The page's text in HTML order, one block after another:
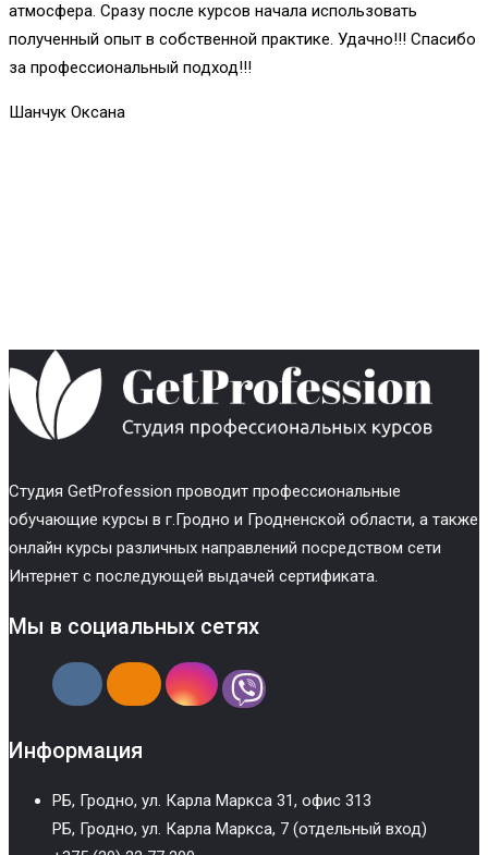
атмосфера. Сразу после курсов начала использовать
полученный опыт в собственной практике. Удачно!!! Спасибо
за профессиональный подход!!!
Шанчук Оксана
Cтудия GetProfession проводит профессиональные
обучающие курсы в г.Гродно и Гродненской области, а также
онлайн курсы различных направлений посредством сети
Интернет с последующей выдачей сертификата.
Мы в социальных сетях
Информация
РБ, Гродно, ул. Карла Маркса 31, офис 313
РБ, Гродно, ул. Карла Маркса, 7 (отдельный вход)